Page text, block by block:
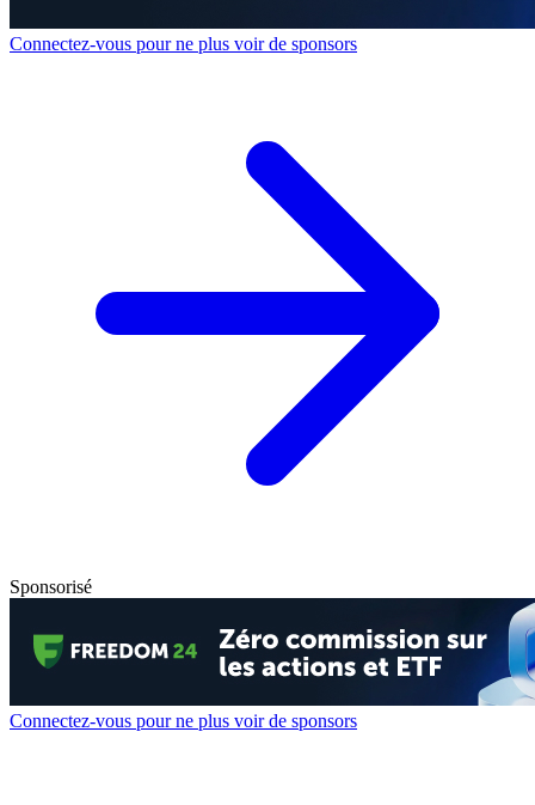
Connectez-vous pour ne plus voir de sponsors
Sponsorisé
Connectez-vous pour ne plus voir de sponsors